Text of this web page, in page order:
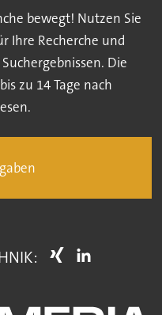
bewegt! Nutzen Sie
Ihre Recherche und
Die
zu 14 Tage nach